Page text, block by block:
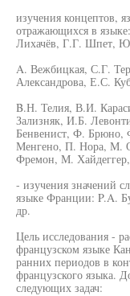
изучения концептов,
отражающихся в
Лихачёв, Г.Г. Шпет,
A. Вежбицкая, С.Г.
Александрова, Е.С.
B.Н. Телия, В.И.
Зализняк, И.Б.
Бенвенист, Ф.
Менгено, П. Нора, М.
Фремон, М.
- изучения значений
языке Франции: P.A.
др.
Цель исследования -
французском языке
ранних периодов в
французского языка.
следующих задач: